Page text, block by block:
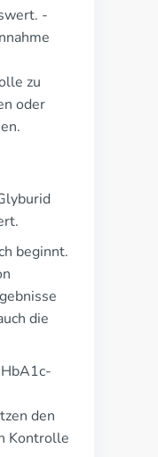
-
zu
oder
beginnt.
die
den
Kontrolle